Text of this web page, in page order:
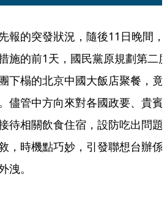
報的突發狀況，隨後11日晚間，
施的前1天，國民黨原規劃第二
下榻的北京中國大飯店聚餐，竟
儘管中方向來對各國政要、貴賓
待相關飲食住宿，設防吃出問題
，時機點巧妙，引發聯想台辦係
洩。